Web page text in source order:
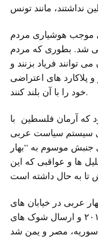
موجب هوشیاری مردم
شد. بطوری که مردم
توانند فریاد بزنند و
و پلاکارد های اعتراضی
خود را با آن بلند کنند.
که آرمان فلسطین با
سیستم سیاست عربی
جنبش موسوم به “بهار
ها و عواقبی که این
عربی در خیابان های
جهان عرب از آغاز سال ۲۰۱۱ و ارسال شوک های
سوریه، مصر و یمن شد